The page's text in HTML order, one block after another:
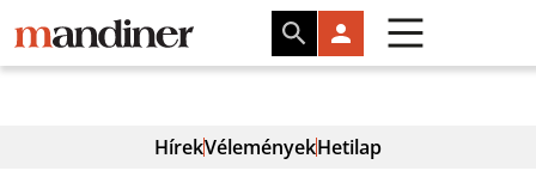
HírekVéleményekHetilap